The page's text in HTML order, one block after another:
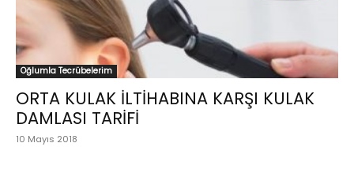
Oğlumla Tecrübelerim
ORTA KULAK İLTİHABINA KARŞI KULAK
DAMLASI TARİFİ
10 Mayıs 2018